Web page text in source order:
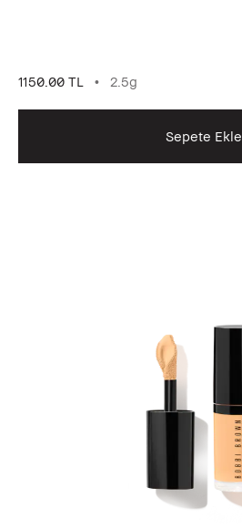
1150.00 TL 2.5g
Sepete Ekle